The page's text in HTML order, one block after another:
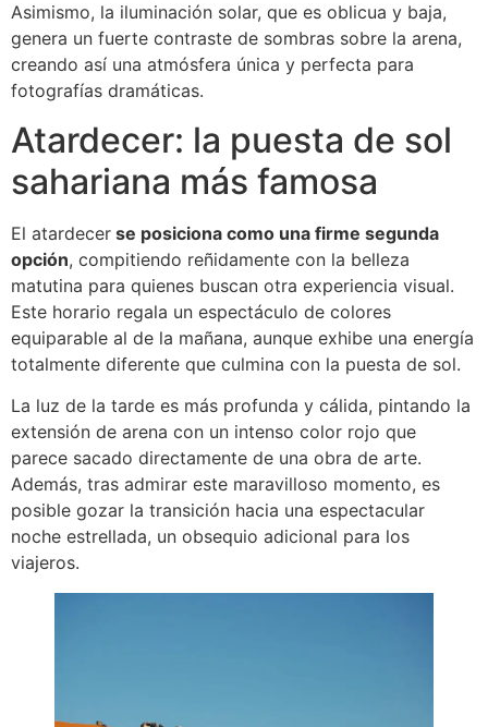
Asimismo, la iluminación solar, que es oblicua y baja,
genera un fuerte contraste de sombras sobre la arena,
creando así una atmósfera única y perfecta para
fotografías dramáticas.
Atardecer: la puesta de sol
sahariana más famosa
El atardecer se posiciona como una firme segunda
opción, compitiendo reñidamente con la belleza
matutina para quienes buscan otra experiencia visual.
Este horario regala un espectáculo de colores
equiparable al de la mañana, aunque exhibe una energía
totalmente diferente que culmina con la puesta de sol.
La luz de la tarde es más profunda y cálida, pintando la
extensión de arena con un intenso color rojo que
parece sacado directamente de una obra de arte.
Además, tras admirar este maravilloso momento, es
posible gozar la transición hacia una espectacular
noche estrellada, un obsequio adicional para los
viajeros.